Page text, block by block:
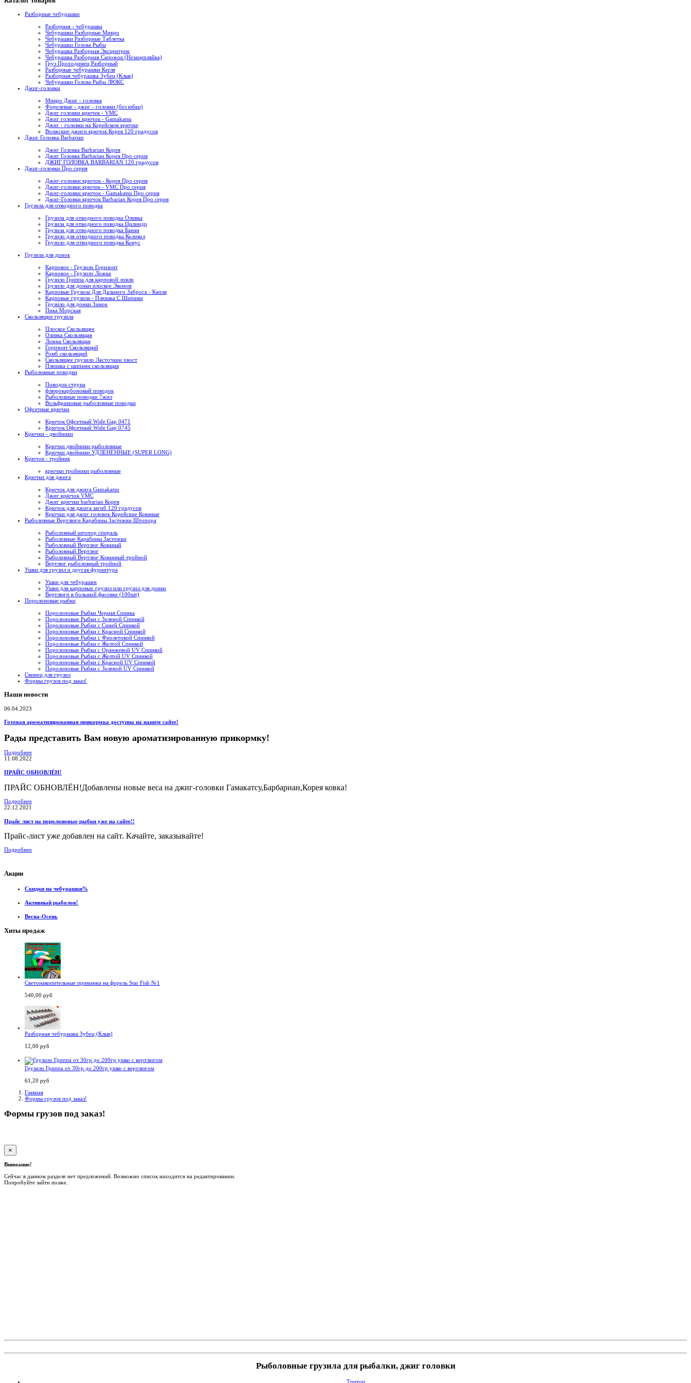
Разборные чебурашки
Разборная - чебурашка
Чебурашки Разборные Микро
Чебурашки Разборные Таблетка
Чебурашки Голова Рыбы
Чебурашка Разборная Эксцентрик
Чебурашка Разборная Сапожок (Незацепляйка)
Груз Проходимец Разборный
Разборные чебурашки Кегля
Разборная чебурашка Зубец (Клык)
Чебурашки Голова Рыбы ЛЮКС
Джиг-головки
Микро Джиг - головка
Форелевые - джиг - головки (без юбки)
Джиг головки крючек - VMC
Джиг головки крючок - Gamakatsu
Джиг - головки на Корейском крючке
Волжские джиги крючок Корея 120 градусов
Джиг Головка Barbarian
Джиг Головка Barbarian Корея
Джиг Головка Barbarian Корея Про серия
ДЖИГ ГОЛОВКА BARBARIAN 120 градусов
Джиг-головки Про серия
Джиг-головки крючок - Корея Про серия
Джиг-головки крючек - VMC Про серия
Джиг-головки крючок - Gamakatsu Про серия
Джиг-Головки крючок Barbarian Корея Про серия
Грузила для отводного поводка
Грузила для отводного поводка Оливка
Грузила для отводного поводка Цилиндр
Грузила для отводного поводка Банан
Грузило для отводного поводка Колокол
Грузило для отводного поводка Конус
Грузила для донок
Карповое - Грузило Горизонт
Карповое - Грузило Ложка
Грузило Гриппа для карповой ловли
Грузило для донки плоское Эконом
Карповые Грузила Для Дальнего Заброса - Капля
Карповые грузила - Плюшка С Шипами
Грузило для донки Замок
Пика Морская
Скользящие грузила
Плоское Скользящее
Оливка Скользящая
Ложка Скользящая
Горизонт Скользящий
Ромб скользящий
Скользящее грузило Ласточкин хвост
Плюшка с шипами скользящая
Рыболовные поводки
Поводок струна
флюрокарбоновый поводок
Рыболовные поводки 7жил
Вольфрамовые рыболовные поводки
Офсетные крючки
Крючок Офсетный Wide Gap 0471
Крючок Офсетный Wide Gap 0745
Крючки - двойники
Крючки двойники рыболовные
Крючки двойники УДЛЕНЕННЫЕ (SUPER LONG)
Крючок - тройник
крючки тройники рыболовные
Крючки для джига
Крючок для джига Gamakatsu
Джиг крючок VMC
Джиг крючки barbarian Корея
Крючок для джига загиб 120 градусов
Крючки для джиг головок Корейские Кованые
Рыболовные Вертлюги Карабины Застежки Штопора
Рыболовный штопор спираль
Рыболовные Карабины Застежки
Рыболовный Вертлюг Кованый
Рыболовный Вертлюг
Рыболовный Вертлюг Кованный тройной
Вертлюг рыболовный тройной
Ушки для грузил и другая фурнитура
Ушки для чебурашек
Ушки для карповых грузил или грузил для донки
Вертлюги в большой фасовке (100шт)
Поролоновые рыбки
Поролоновые Рыбки Черная Спинка
Поролоновые Рыбки с Зеленой Спинкой
Поролоновые Рыбки с Синей Спинкой
Поролоновые Рыбки с Красной Спинкой
Поролоновые Рыбки с Фиолетовой Спинкой
Поролоновые Рыбки с Желтой Спинкой
Поролоновые Рыбки с Оранжевой UV Спинкой
Поролоновые Рыбки с Желтой UV Спинкой
Поролоновые Рыбки с Красной UV Спинкой
Поролоновые Рыбки с Зеленой UV Спинкой
Свинец для грузил
Формы грузов под заказ!
Наши новости
06.04.2023
Готовая ароматизированная прикормка доступна на нашем сайте!
Рады представить Вам новую ароматизированную прикормку!
Подробнее
11.08.2022
ПРАЙС ОБНОВЛЁН!
ПРАЙС ОБНОВЛЁН!Добавлены новые веса на джиг-головки Гамакатсу,Барбариан,Корея ковка!
Подробнее
22.12.2021
Прайс лист на поролоновые рыбки уже на сайте!!
Прайс-лист уже добавлен на сайт. Качайте, заказывайте!
Подробнее
Акции
Скидки на чебурашки%
Активный рыболов!
Весна-Осень
Хиты продаж
Светонакопительные приманки на форель Star Fish №1
540,00 руб
Разборная чебурашка Зубец (Клык)
12,00 руб
Грузило Гриппа от 30гр до 200гр ушко с вертлюгом
61,20 руб
Главная
Формы грузов под заказ!
Формы грузов под заказ!
×
Внимание!
Сейчас в данном разделе нет предложений. Возможно список находится на редактировании.
Попробуйте зайти позже.
Рыболовные грузила для рыбалки, джиг головки
Тритон